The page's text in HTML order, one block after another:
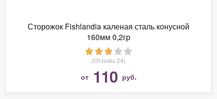
Сторожок Fishlandia каленая сталь конусной
160мм 0,2гр
(Отзывы 24)
от 110 руб.